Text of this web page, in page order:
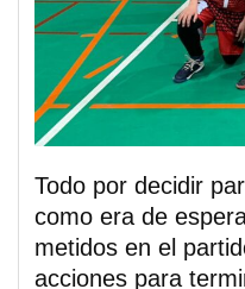
Todo por decidir
como era de
metidos en el
acciones para